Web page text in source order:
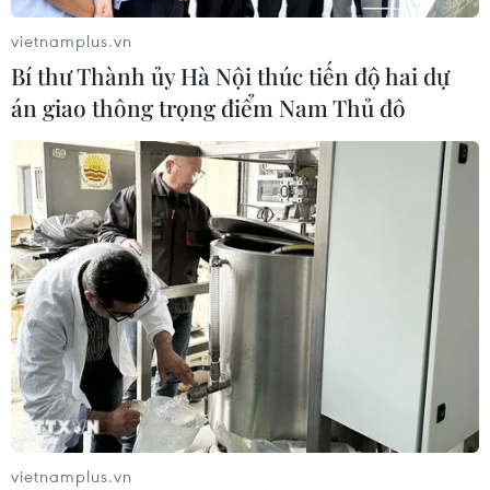
Thủ tướng Lê Minh Hưng tiếp Đại sứ
Malaysia đến chào từ biệt kết thúc
nhiệm kỳ
06/08/2026 13:23
Xem thêm
CƠ QUAN CHỦ QUẢN: THÔNG TẤN XÃ VIỆT NAM
Tổng Biên tập: TRẦN TIẾN DUẨN
Phó Tổng Biên tập: NGUYỄN THỊ TÁM, KHÚC THANH
THỦY
vietnamplus.vn
Bí thư Thành ủy Hà Nội thúc tiến độ hai dự
án giao thông trọng điểm Nam Thủ đô
vietnamplus.vn